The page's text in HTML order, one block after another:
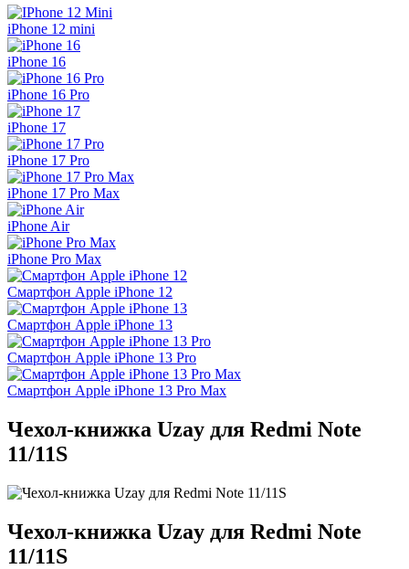
iPhone 12 mini
iPhone 16
iPhone 16 Pro
iPhone 17
iPhone 17 Pro
iPhone 17 Pro Max
iPhone Air
iPhone Pro Max
Смартфон Apple iPhone 12
Смартфон Apple iPhone 13
Смартфон Apple iPhone 13 Pro
Смартфон Apple iPhone 13 Pro Max
Чехол-книжка Uzay для Redmi Note
11/11S
Чехол-книжка Uzay для Redmi Note
11/11S